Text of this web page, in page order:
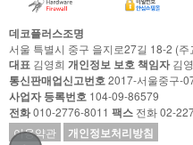
데코플러스조명
서울 특별시 중구 을지로27길 18-2 (
대표 김영희 개인정보 보호 책임자김
통신판매업신고번호2017-서울중구-
사업자 등록번호 104-09-86579
전화010-2776-8011 팩스 전화 02-
이용약관
개인정보처리방침